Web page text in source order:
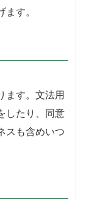
す。
ます。文法用
したり、同意
スも含めいつ